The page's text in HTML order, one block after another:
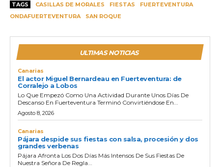
TAGS CASILLAS DE MORALES FIESTAS
FUERTEVENTURA
ONDAFUERTEVENTURA
SAN ROQUE
ULTIMAS NOTICIAS
Canarias
El actor Miguel Bernardeau en Fuerteventura: de
Corralejo a Lobos
Lo Que Empezó Como Una Actividad Durante Unos Días De
Descanso En Fuerteventura Terminó Convirtiéndose En...
Agosto 8, 2026
Canarias
Pájara despide sus fiestas con salsa, procesión y dos
grandes verbenas
Pájara Afronta Los Dos Días Más Intensos De Sus Fiestas De
Nuestra Señora De Regla...